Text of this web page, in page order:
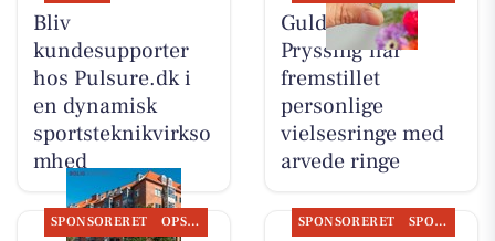
Bliv
kundesupporter
hos Pulsure.dk i
en dynamisk
sportsteknikvirkso
mhed
Guldsmed
Pryssing har
fremstillet
personlige
vielsesringe med
arvede ringe
SPONSORERET OPSLAGSTAVLEN SPONSORERET SPONSORERET INDHOLD